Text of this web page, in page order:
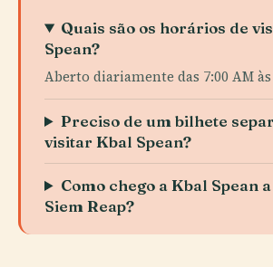
Quais são os horários de
Spean?
Aberto diariamente das 7:00 AM às
Preciso de um bilhete
visitar Kbal Spean?
Como chego a Kbal Spean
Siem Reap?